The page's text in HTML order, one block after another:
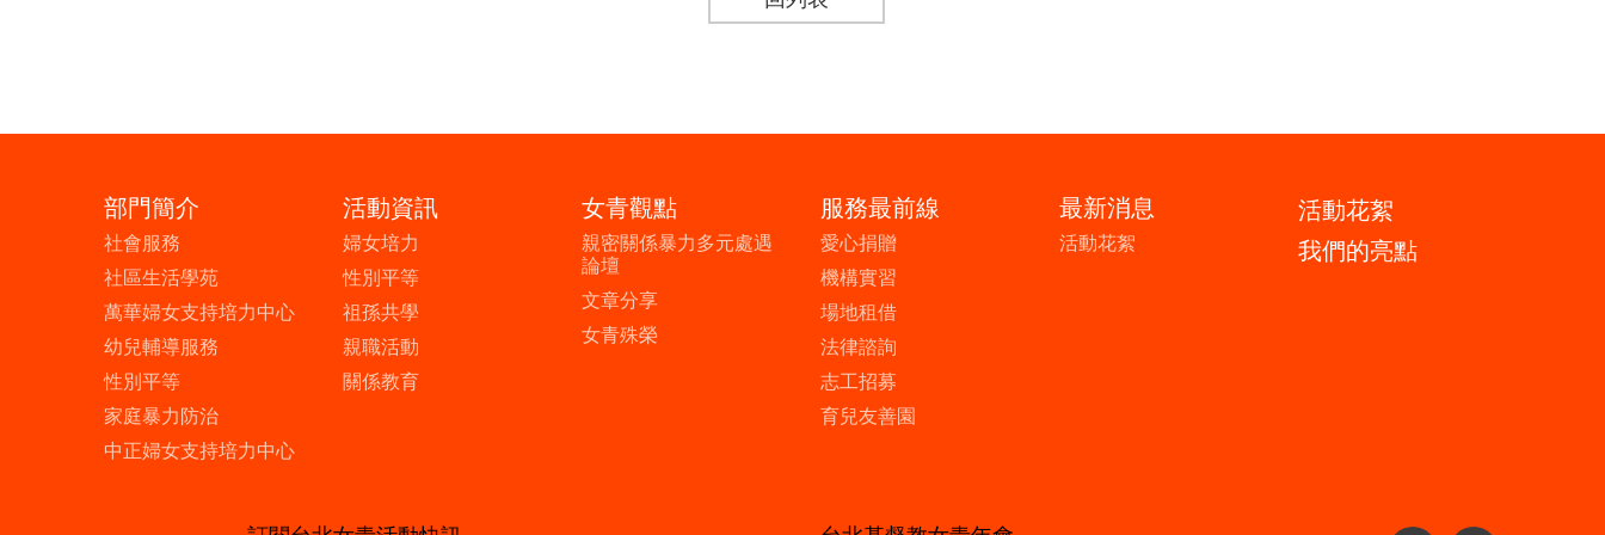
部門簡介
社會服務
社區生活學苑
萬華婦女支持培力中心
幼兒輔導服務
性別平等
家庭暴力防治
中正婦女支持培力中心
活動資訊
婦女培力
性別平等
祖孫共學
親職活動
關係教育
女青觀點
親密關係暴力多元處遇
論壇
文章分享
女青殊榮
服務最前線
愛心捐贈
機構實習
場地租借
法律諮詢
志工招募
育兒友善園
最新消息
活動花絮
活動花絮
我們的亮點